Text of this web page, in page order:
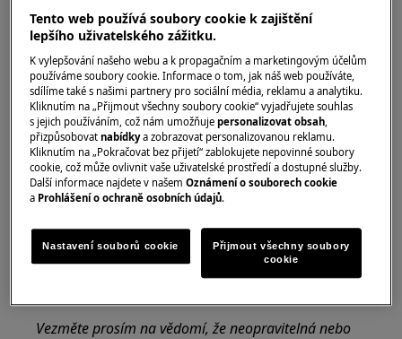
ostřikovací rameno vaší
myčky
Řešení
Před jakoukoli údržbou vypněte spotřebič a
vytáhněte zástrčku zezásuvky.
Při přemisťování spotřebičů buďte vždy opatrní, u
osobami.
Vždy používejte ochranné rukavice a přiloženou
Vezměte prosím na vědomí, že neopravitelná nebo
Tento web používá soubory cookie k zajištění
lepšího uživatelského zážitku.
K vylepšování našeho webu a k propagačním a marketingovým účelům
používáme soubory cookie. Informace o tom, jak náš web používáte,
sdílíme také s našimi partnery pro sociální média, reklamu a analytiku.
Kliknutím na „Přijmout všechny soubory cookie“ vyjadřujete souhlas
s jejich používáním, což nám umožňujepersonalizovat obsah,
přizpůsobovatnabídkya zobrazovat personalizovanou reklamu.
Kliknutím na „Pokračovat bez přijetí“ zablokujete nepovinné soubory
cookie, což může ovlivnit vaše uživatelské prostředí a dostupné služby.
Další informace najdete v našemOznámení o souborech cookie
a Prohlášení o ochraně osobních údajů.
Nastavení souborů cookie
Přijmout všechny soubory
cookie